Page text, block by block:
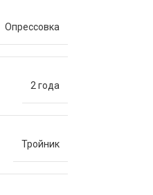
Опрессовка
2 года
Тройник